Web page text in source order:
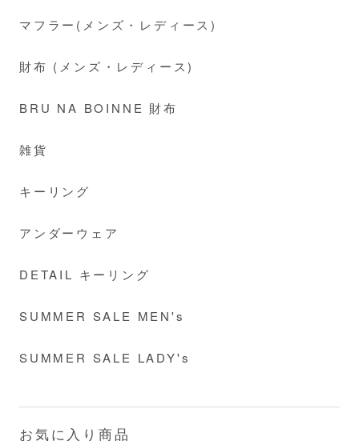
マフラー(メンズ・レディース)
財布 (メンズ・レディース)
BRU NA BOINNE 財布
雑貨
キーリング
アンダーウェア
DETAIL キーリング
SUMMER SALE MEN's
SUMMER SALE LADY's
お気に入り商品